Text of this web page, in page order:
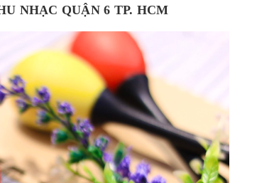
NHẠC QUẬN 6 TP. HCM